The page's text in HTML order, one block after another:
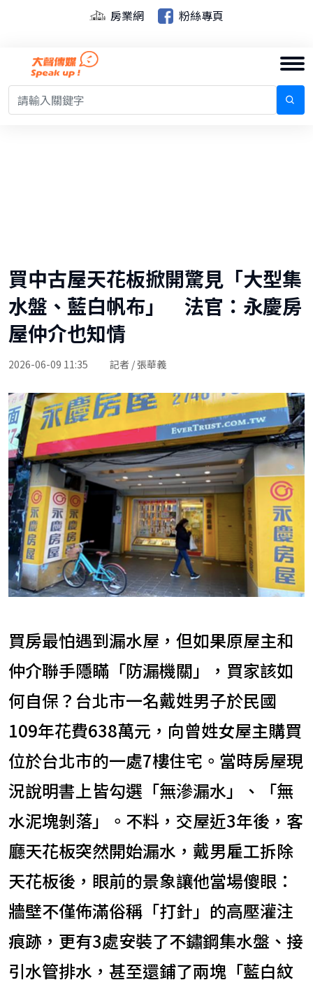
房業網 粉絲專頁
買中古屋天花板掀開驚見「大型集
水盤、藍白帆布」 法官：永慶房
屋仲介也知情
2026-06-09 11:35 記者 / 張華義
買房最怕遇到漏水屋，但如果原屋主和
仲介聯手隱瞞「防漏機關」，買家該如
何自保？台北市一名戴姓男子於民國
109年花費638萬元，向曾姓女屋主購買
位於台北市的一處7樓住宅。當時房屋現
況說明書上皆勾選「無滲漏水」、「無
水泥塊剝落」。不料，交屋近3年後，客
廳天花板突然開始漏水，戴男雇工拆除
天花板後，眼前的景象讓他當場傻眼：
牆壁不僅佈滿俗稱「打針」的高壓灌注
痕跡，更有3處安裝了不鏽鋼集水盤、接
引水管排水，甚至還鋪了兩塊「藍白紋